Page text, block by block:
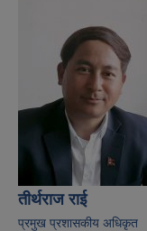
तीर्थराज राई
प्रमुख प्रशासकीय अधिकृत